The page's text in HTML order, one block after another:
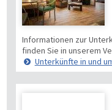
Informationen zur
finden Sie in unserem
Unterkünfte in und